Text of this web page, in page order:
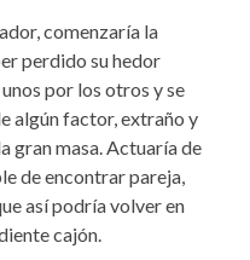
comenzaría la
perdido su hedor
por los otros y se
algún factor, extraño y
gran masa. Actuaría de
de encontrar pareja,
así podría volver en
cajón.